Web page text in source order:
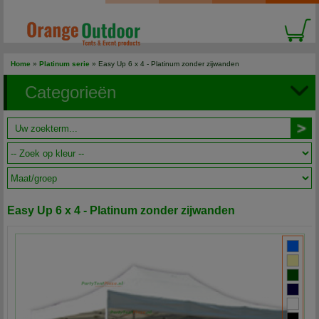
Home » Platinum serie » Easy Up 6 x 4 - Platinum zonder zijwanden
Categorieën
Easy Up 6 x 4 - Platinum zonder zijwanden